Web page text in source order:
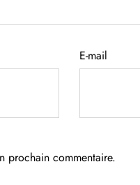
E-mail
prochain commentaire.